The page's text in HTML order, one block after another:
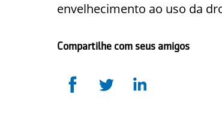
envelhecimento ao uso da
Compartilhe com seus amigos